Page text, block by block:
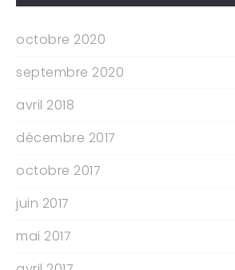
octobre 2020
septembre 2020
avril 2018
décembre 2017
octobre 2017
juin 2017
mai 2017